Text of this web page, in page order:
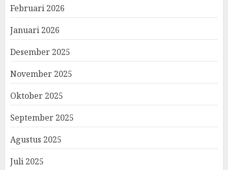
Februari 2026
Januari 2026
Desember 2025
November 2025
Oktober 2025
September 2025
Agustus 2025
Juli 2025